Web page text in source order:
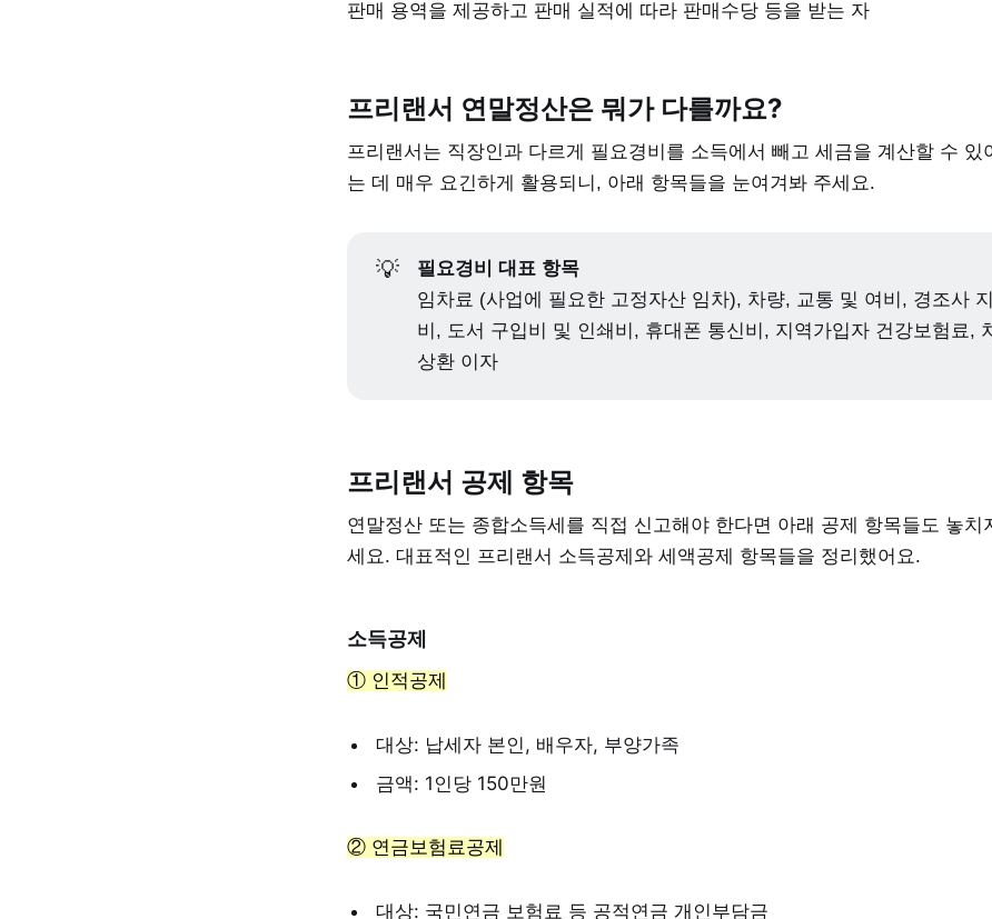
판매 용역을 제공하고 판매 실적에 따라 판매수당 등을 받는 자
프리랜서 연말정산은 뭐가 다를까요?
프리랜서는 직장인과 다르게 필요경비를 소득에서 빼고 세금을 계산할 수 있
는 데 매우 요긴하게 활용되니, 아래 항목들을 눈여겨봐 주세요.
💡
필요경비 대표 항목
임차료 (사업에 필요한 고정자산 임차), 차량, 교통 및 여비, 경조사
비, 도서 구입비 및 인쇄비, 휴대폰 통신비, 지역가입자 건강보험료,
상환 이자
프리랜서 공제 항목
연말정산 또는 종합소득세를 직접 신고해야 한다면 아래 공제 항목들도 놓치
세요. 대표적인 프리랜서 소득공제와 세액공제 항목들을 정리했어요.
소득공제
① 인적공제
대상: 납세자 본인, 배우자, 부양가족
금액: 1인당 150만원
② 연금보험료공제
대상: 국민연금 보험료 등 공적연금 개인부담금